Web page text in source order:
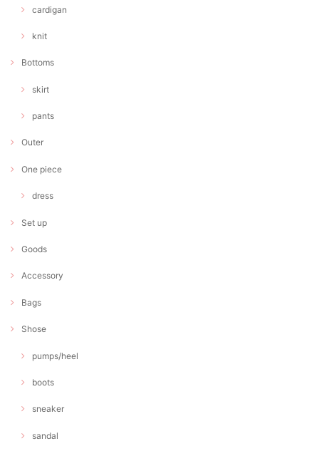
cardigan
knit
Bottoms
skirt
pants
Outer
One piece
dress
Set up
Goods
Accessory
Bags
Shose
pumps/heel
boots
sneaker
sandal